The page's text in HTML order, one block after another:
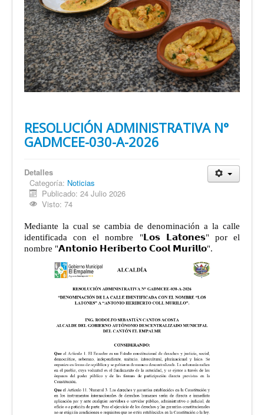
RESOLUCIÓN ADMINISTRATIVA N°
GADMCEE-030-A-2026
Detalles
Categoría: Noticias
Publicado: 24 Julio 2026
Visto: 74
Mediante la cual se cambia de denominación a la calle
identificada con el nombre "𝗟𝗼𝘀 𝗟𝗮𝘁𝗼𝗻𝗲𝘀" por el
nombre "𝗔𝗻𝘁𝗼𝗻𝗶𝗼 𝗛𝗲𝗿𝗶𝗯𝗲𝗿𝘁𝗼 𝗖𝗼𝗼𝗹 𝗠𝘂𝗿𝗶𝗹𝗹𝗼".